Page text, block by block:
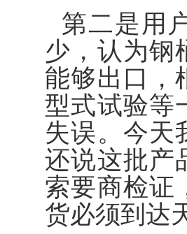
第二是用
少，认为钢
能够出口，
型式试验等
失误。今天
还说这批产
索要商检证
货必须到达